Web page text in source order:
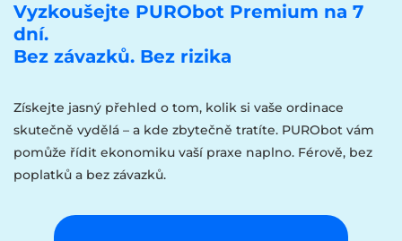
Vyzkoušejte PURObot Premium na 7
dní.
Bez závazků. Bez rizika
Získejte jasný přehled o tom, kolik si vaše ordinace
skutečně vydělá – a kde zbytečně tratíte. PURObot vám
pomůže řídit ekonomiku vaší praxe naplno. Férově, bez
poplatků a bez závazků.